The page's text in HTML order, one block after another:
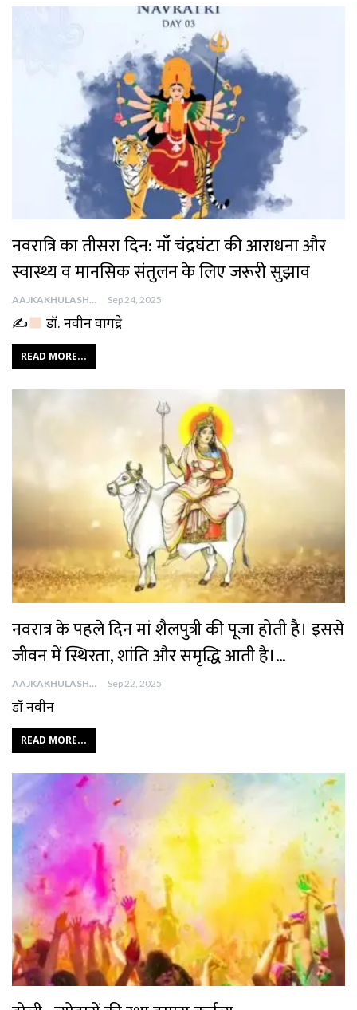
नवरात्रि का तीसरा दिन: माँ चंद्रघंटा की आराधना और
स्वास्थ्य व मानसिक संतुलन के लिए जरूरी सुझाव
AAJKAKHULASHA Sep 24, 2025
✍ डॉ. नवीन वागद्रे
READ MORE...
नवरात्र के पहले दिन मां शैलपुत्री की पूजा होती है। इससे
जीवन में स्थिरता, शांति और समृद्धि आती है।…
AAJKAKHULASHA Sep 22, 2025
डॉ नवीन
READ MORE...